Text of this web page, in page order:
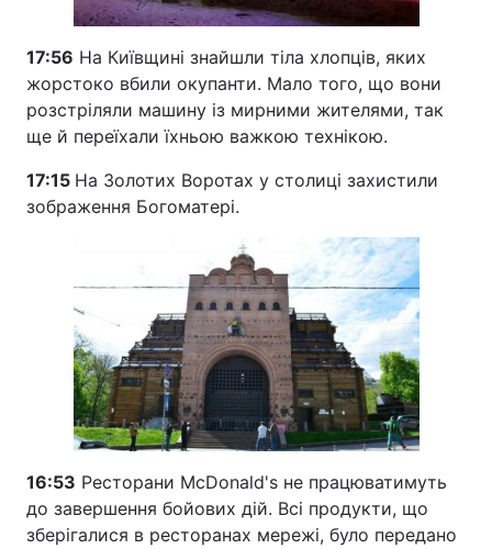
17:56 На Київщині знайшли тіла хлопців, яких
жорстоко вбили окупанти. Мало того, що вони
розстріляли машину із мирними жителями, так
ще й переїхали їхньою важкою технікою.
17:15 На Золотих Воротах у столиці захистили
зображення Богоматері.
16:53 Ресторани McDonald's не працюватимуть
до завершення бойових дій. Всі продукти, що
зберігалися в ресторанах мережі, було передано